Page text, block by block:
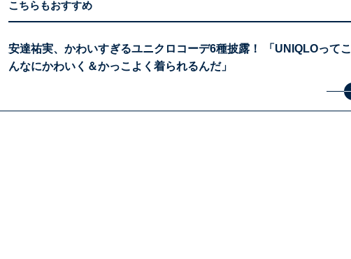
こちらもおすすめ
安達祐実、かわいすぎるユニクロコーデ6種披露！ 「UNIQLOってこ
んなにかわいく＆かっこよく着られるんだ」